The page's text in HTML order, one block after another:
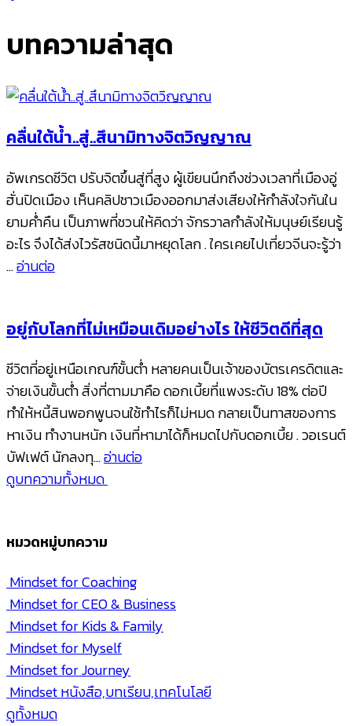
บทความล่าสุด
คลื่นใต้น้ำ..สู่..สึนามิทางจิตวิญญาณ
อัพเกรดชีวิต ปรับจิตขึ้นสู่ที่สูง ผู้เขียนนึกถึงช่วงเวลาที่เมืองอู่
ฮั่นปิดเมือง เห็นคลิปชาวเมืองออกมาส่งเสียงให้กำลังใจกันใน
ยามค่ำคืน เป็นภาพที่ชวนให้คิดว่า จักรวาลกำลังให้มนุษย์เรียนรู้
อะไร จึงได้ส่งไวรัสชนิดนี้มาหยุดโลก . ใครเคยไปเที่ยวจีนจะรู้ว่า
…อ่านต่อ
อยู่กับโลกที่ไม่เหมือนเดิมอย่างไร ให้ชีวิตดีที่สุด
ชีวิตที่อยู่เหนือเกณฑ์ขั้นต่ำ หลายคนเป็นเจ้าของบัตรเครดิตและ
จ่ายเงินขั้นต่ำ สิ่งที่ตามมาคือ ดอกเบี้ยที่แพงระดับ 18% ต่อปี
ทำให้หนี้สินพอกพูนจนใช้ทำไรก็ไม่หมด กลายเป็นทาสของการ
หาเงิน ทำงานหนัก เงินที่หามาได้ก็หมดไปกับดอกเบี้ย . วอเรนต์
บัฟเฟต์ นักลงทุ…อ่านต่อ
ดูบทความทั้งหมด
หมวดหมู่บทความ
Mindset for Coaching
Mindset for CEO & Business
Mindset for Kids & Family
Mindset for Myself
Mindset for Journey
Mindset หนังสือ,บทเรียน,เทคโนโลยี
ดูทั้งหมด